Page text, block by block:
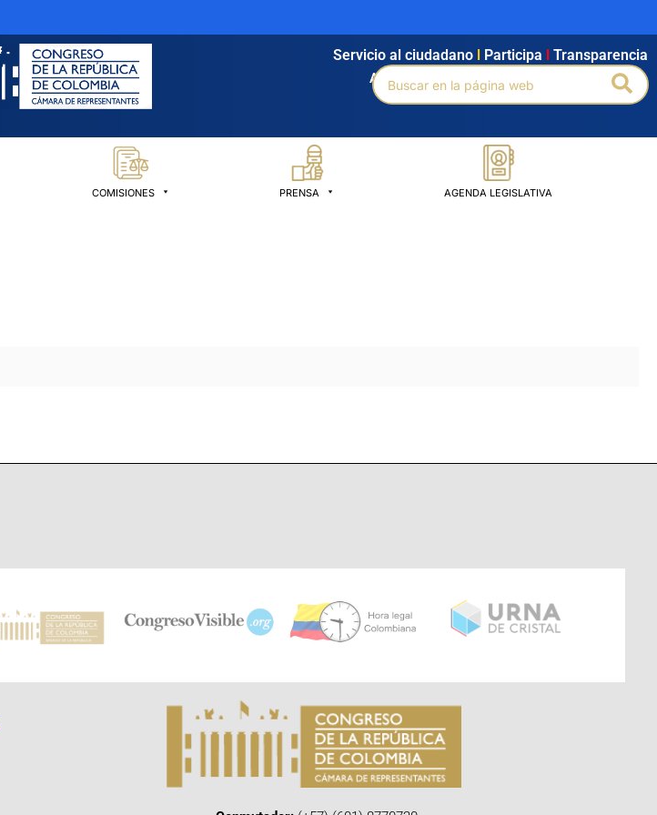
Agendamiento Intranet Búsqueda avanzada
Servicio al ciudadano Participa Transparencia
Buscar
por:
COMISIONES PRENSA AGENDA LEGISLATIVA